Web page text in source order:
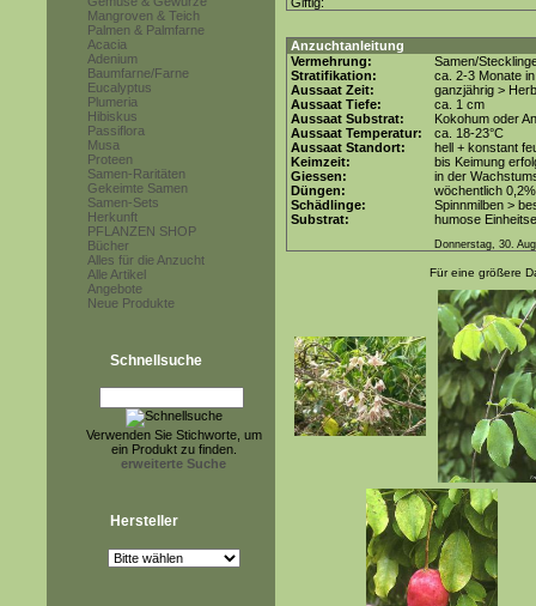
Mangroven & Teich
Palmen & Palmfarne
Acacia
Adenium
Baumfarne/Farne
Eucalyptus
Plumeria
Hibiskus
Passiflora
Musa
Proteen
Samen-Raritäten
Gekeimte Samen
Samen-Sets
Herkunft
PFLANZEN SHOP
Bücher
Alles für die Anzucht
Alle Artikel
Angebote
Neue Produkte
Schnellsuche
Verwenden Sie Stichworte, um
ein Produkt zu finden.
erweiterte Suche
Hersteller
Anzuchtanleitung
Vermehrung:
Samen/
Stratifikation:
ca. 2-3 Monate
Aussaat Zeit:
ganzjährig >
Aussaat Tiefe:
ca. 1 cm
Aussaat Substrat:
Kokohum oder
Aussaat Temperatur:
ca. 18-23°C
Aussaat Standort:
hell + konstant
Keimzeit:
bis Keimung
Giessen:
in der
Düngen:
wöchentlich
Schädlinge:
Spinnmilben >
Substrat:
humose
Donnerstag, 30.
Für eine größere